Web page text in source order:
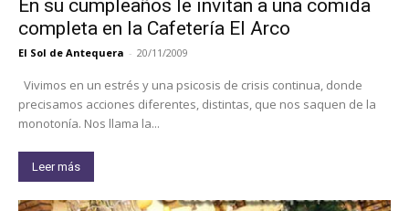
En su cumpleaños le invitan a una comida
completa en la Cafetería El Arco
El Sol de Antequera - 20/11/2009
Vivimos en un estrés y una psicosis de crisis continua, donde
precisamos acciones diferentes, distintas, que nos saquen de la
monotonía. Nos llama la...
Leer más